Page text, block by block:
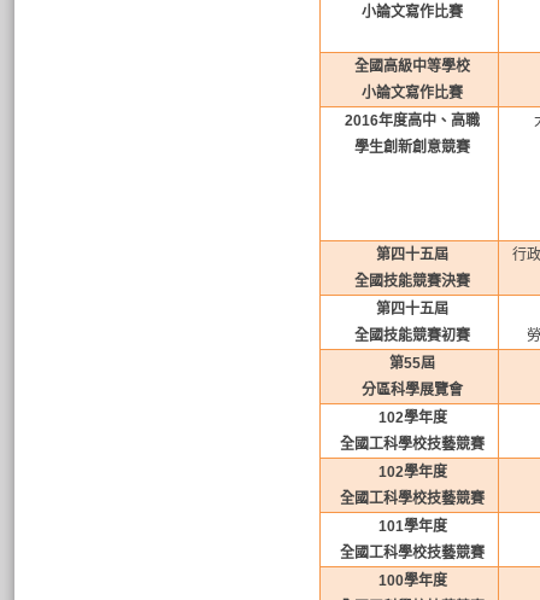
小論文寫作比賽
全國高級中等學校
小論文寫作比賽
2016年度高中、高職
學生創新創意競賽
第四十五屆
全國技能競賽決賽
行
第四十五屆
全國技能競賽初賽
第55屆
分區科學展覽會
102學年度
全國工科學校技藝競賽
102學年度
全國工科學校技藝競賽
101學年度
全國工科學校技藝競賽
100學年度